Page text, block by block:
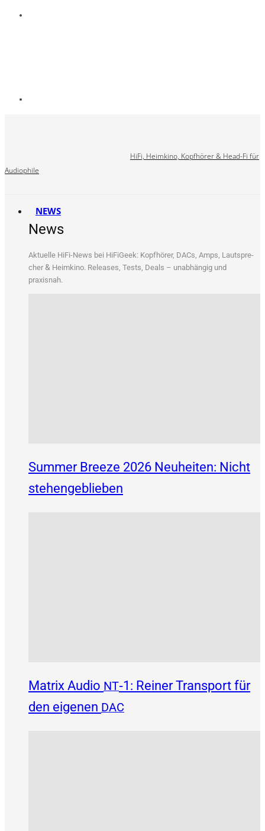
HiFi, Heimkino, Kopfhörer & Head-Fi für
Audiophile
NEWS
News
Aktu­el­le HiFi-News bei HiFi­Ge­ek: Kopf­hö­rer, DACs, Amps, Laut­spre­
cher & Heim­ki­no. Releases, Tests, Deals – unab­hän­gig und
praxisnah.
Summer Breeze 2026 Neuheiten: Nicht
stehengeblieben
Matrix Audio NT‑1: Reiner Transport für
den eigenen DAC